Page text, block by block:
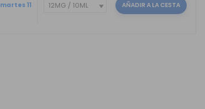
11 AÑADIR A LA CESTA